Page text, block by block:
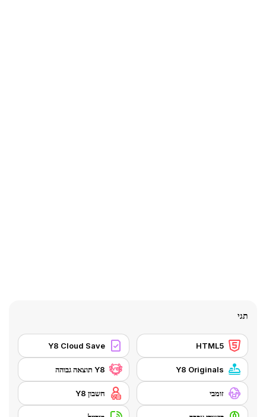
תגי
HTML5
Y8 Cloud Save
Y8 Originals Y8 תוצאה גבוהה
זומבי חשבון Y8